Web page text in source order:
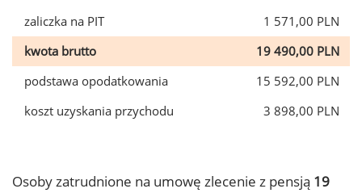
zaliczka na PIT
1 571,00 PLN
kwota brutto
19 490,00 PLN
podstawa opodatkowania
15 592,00 PLN
koszt uzyskania przychodu
3 898,00 PLN
Osoby zatrudnione na umowę zlecenie z pensją 19